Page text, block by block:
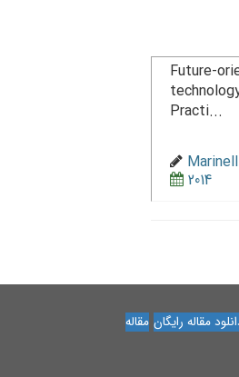
Future-
Practi...
2014
مقاله رایگان مقاله